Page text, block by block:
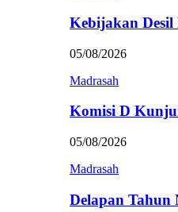
Kebijakan Desil
05/08/2026
Madrasah
Komisi D
05/08/2026
Madrasah
Delapan